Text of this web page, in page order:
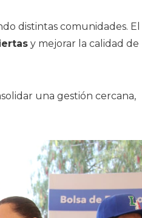
distintas comunidades. El
y mejorar la calidad de
una gestión cercana,